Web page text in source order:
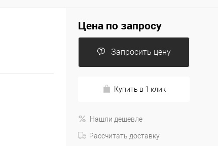
Цена по запросу
Запросить цену
Купить в 1 клик
Нашли дешевле
Рассчитать доставку